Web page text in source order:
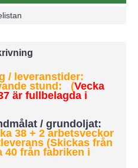
/ leveranstider:
stund: (Vecka
är fullbelagda i
/ grundoljat:
38 + 2 arbetsveckor
(Skickas från
40 från fabriken i